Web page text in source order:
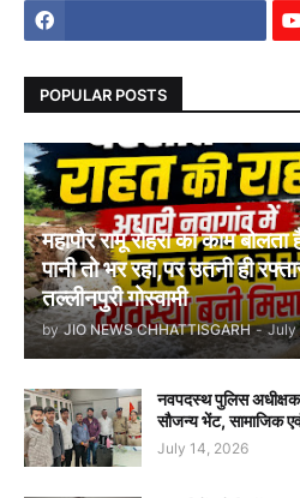
POPULAR POSTS
महापौर रामू रोहरा का काम बोलता
पानी तो भर रहा,पर उतनी ही
तल्लीनपुरी गोस्वामी
by JIO NEWS CHHATTISGARH - July
नवपदस्थ पुलिस अधीक्षक
सौजन्य भेंट, सामाजिक एवं
July 14, 2026